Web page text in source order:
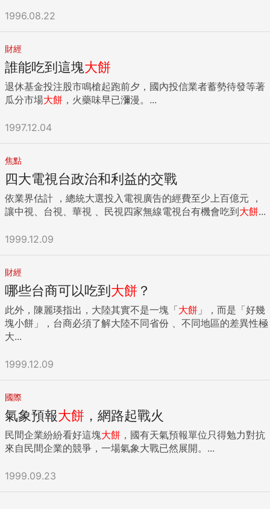
「大量有影響力的人使用Instagram，引導人們前往他們在
YouTube上發布的最新貼文。」 現在，Instagram能夠留住這
些人，並增加他們在自家App上的時間。 IGTV的推出開啟了
與Youtube之間關於吸引用戶注意的競爭，但不一定是你死我
活的鬥爭。目前創作者似乎能在這兩個平台上工作，讓他們的
收入來源更多樣化。 Lele Pons在Instagram上擁有超過2500
萬粉絲，並正在IGTV上發布一個烹飪節目。她表示將在這兩個
上發布與Instagram一樣多的內容，你永遠不會知道什麼有
式影片，與Snapchat和現在的IGTV使用的垂直影片並不相
容。創作者必須保持靈活，哪個平台的演算法讓他們較容易被
看到，他們就得快速變換過去。 「我們正在為其他所有平台完
全重新規劃內容策略，」數位媒體諮詢公司Content Ink的創辦
人兼10年前YouTube頻道WatchMojo的行銷主管John
拉松競賽，誰能堅持到終點，就能擁有主宰市場的話語權。...
創造2萬個就業機會，7千億元商機。知情人士表示，這場記者
台灣第一艘CTV啟用的背後，其實正映照出台灣「人船兩缺」
的困境。 經濟部官員表示，為了讓國內業者能夠爭取到離岸風
電的商機，沈榮津上周密集召集中鋼與台船為首的M
Team（離岸風電海事工程聯盟）與W Team國際合作聯盟，針
對國內離岸風電需要的人力運維船、拖船、駁船進行盤點。 與
密集建設期，從海象調查、水下基座興建、風機安裝、輸配電
海纜、到海上變電站興建，每一個過程，都要不同的船舶投
入，考量到台灣海峽航道的安全性，能夠投入海事工程的團隊
有限，因此，預估每年都要1組到2組的船隊投入。 但國內目前
能夠投入海事工程的船舶數量有限，以台船為首的離岸風電海
事工程聯盟（Marine Team，簡稱M Team）為例，人員運維
船（CTV）目前的造價約1.25億元，目前先從台灣港務公司調
船身需140米長，由於造價較為昂貴，台船去年才因為累積虧
同「廢鐵」，經濟部方面雖然責成台船建造第一艘「平台
船」，但考量台船已民營化，因此要求目前尚未民營化的台灣
港務公司分攤第二艘「平台船」的建造成本，啟用後由台船與
港務公司聯營。 工作船配備壓艙水 建造難度近「國艦國造」
據了解，距離台灣海峽風場最近的台中港，由於潮差高達4公
尺，若要將風機葉片等設備從碼頭載運到工作船上，工作船要
船的難度，已經等於「國艦國造」。 至於，將運維船CTV、平
台船與風機工作船TIV拖運到海上風場的拖船與駁船，台灣港
務公司與台船目前現役的船舶，已經有相當數量，拖船部分台
船有2艘，台灣港務公司子公司港勤公司則有31艘，不過，比
較麻煩的是，台船與港勤公司的人員，過去大部分都是在港區
內作業，未來要換到風浪較大的離岸風場，將是一大挑戰。 然
而，最關鍵的離岸風場的風機工作船（TIV），台灣迄今沒有
型類似海上鑽油平台，船身在海上作業時，為了抵禦惡劣海
象，必須裝設四支腳架固定在海床上，每一支腳架的長度達到
1996.08.22
財經
誰能吃到這塊大餅
退休基金投注股市鳴槍起跑前夕，國內投信業者蓄勢待發等著
瓜分市場大餅 ，火藥味早已瀰漫。...
1997.12.04
焦點
四大電視台政治和利益的交戰
依業界估計 ，總統大選投入電視廣告的經費至少上百億元 ，
讓中視、台視、華視 、民視四家無線電視台有機會吃到大餅...
1999.12.09
財經
哪些台商可以吃到大餅 ？
此外，陳麗瑛指出，大陸其實不是一塊「大餅 」，而是「好幾
塊小餅」，台商必須了解大陸不同省份 、不同地區的差異性極
大...
1999.12.09
國際
氣象預報大餅 ，網路起戰火
民間企業紛紛看好這塊大餅 ，國有天氣預報單位只得勉力對抗
來自民間企業的競爭，一場氣象大戰已然展開。...
1999.09.23